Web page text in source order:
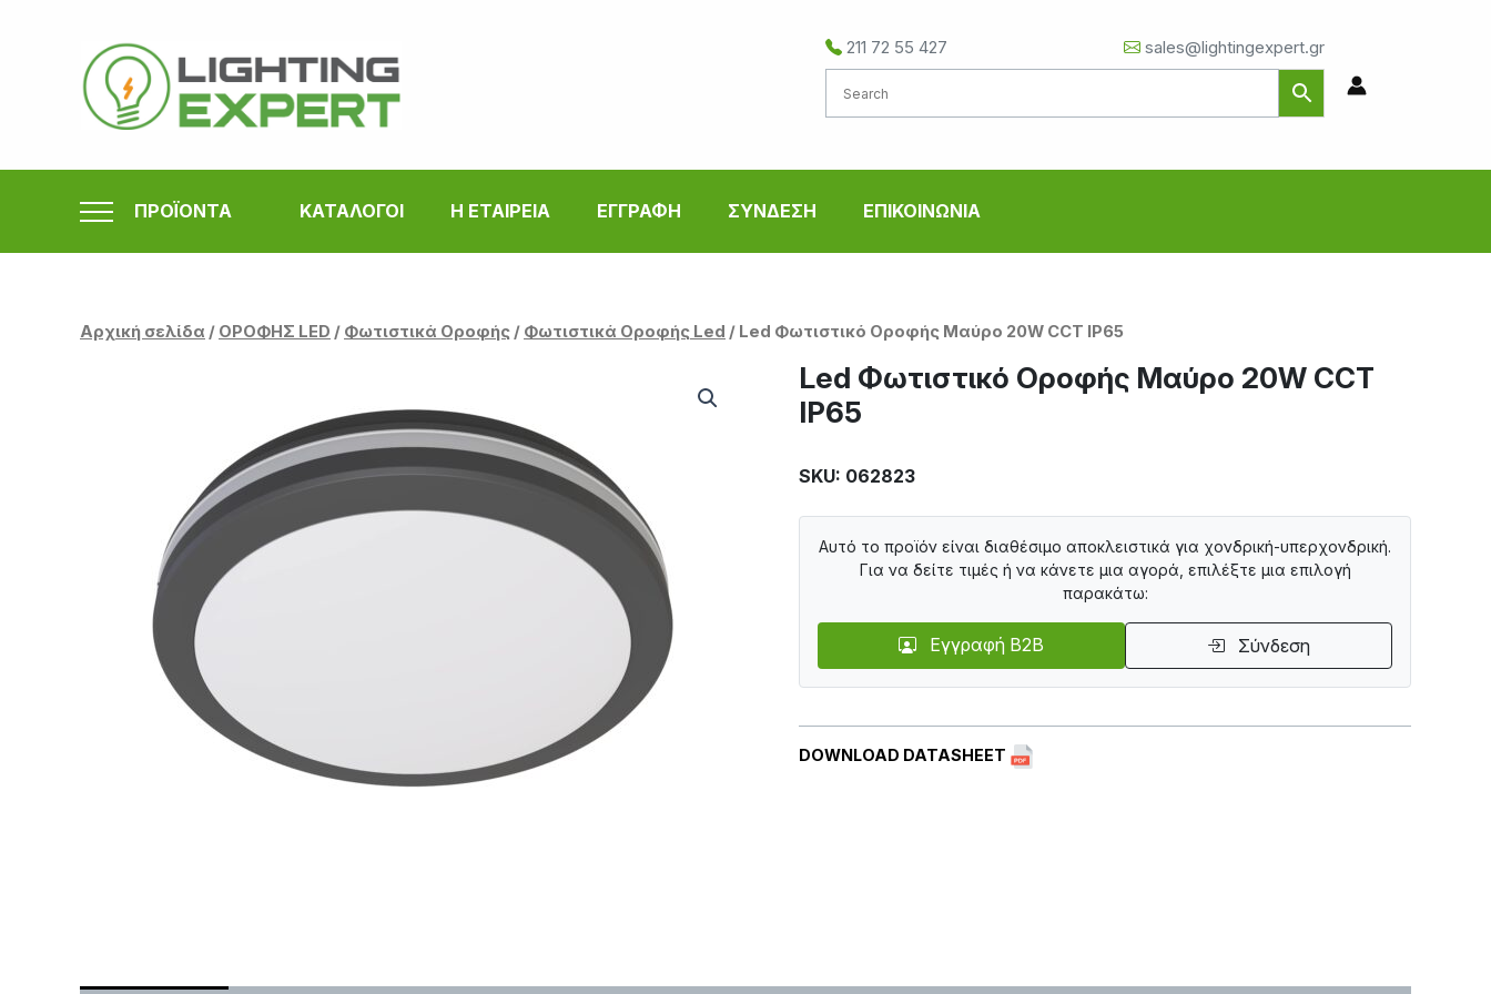
περιεχόμενο
211 72 55 427 sales@lightingexpert.gr
ΠΡΟΪΟΝΤΑ ΚΑΤΑΛΟΓΟΙ Η ΕΤΑΙΡΕΙΑ ΕΓΓΡΑΦΗ ΣΥΝΔΕΣΗ ΕΠΙΚΟΙΝΩΝΙΑ
Αρχική σελίδα / ΟΡΟΦΗΣ LED / Φωτιστικά Οροφής / Φωτιστικά Οροφής Led / Led Φωτιστικό Οροφής Μαύρο 20W CCT IP65
Led Φωτιστικό Οροφής Μαύρο 20W CCT
IP65
SKU: 062823
DOWNLOAD DATASHEET
Αυτό το προϊόν είναι διαθέσιμο αποκλειστικά για χονδρική-υπερχονδρική.
Για να δείτε τιμές ή να κάνετε μια αγορά, επιλέξτε μια επιλογή
παρακάτω:
Εγγραφή B2B Σύνδεση